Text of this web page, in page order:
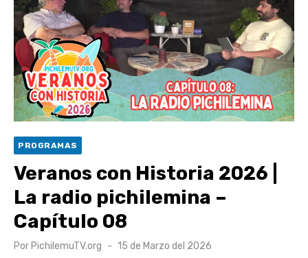
escuela comunitaria
Cóctel de Sábado: Emprendimiento y floricultura con María
Lina Fermandois y Luis Polanco
Seis comunas de O’Higgins inician la construcción
participativa del Plan Local de Restauración del Secano
Costero Nilahue
segunda clasificatoria
Retrospectiva 2026 | Capítulo 03: lessons on flight – Cecilia
Araneda
PROGRAMAS
Veranos con Historia 2026 |
La radio pichilemina –
Capítulo 08
Por PichilemuTV.org
Publicado
15 de Marzo del 2026